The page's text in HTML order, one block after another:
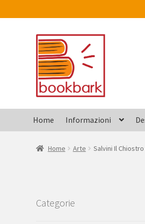
Vai
alla
navigazione
Vai
al
contenuto
Home Informazioni
Home Arte Salvini Il
Categorie